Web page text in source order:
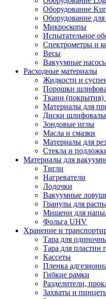
Оборудование
Оборудование
Микроскопы
Испытательное
Спектрометры и
Весы
Вакуумные
Расходные материалы
Жидкости и
Порошки
Ткани (покрытия)
Материалы для
Диски
Зондовые иглы
Масла и смазки
Материалы для
Стекла и
Материалы для
Тигли
Нагреватели
Лодочки
Вакуумные
Гранулы для
Мишени для
Фольга UHV
Хранение и
Тара для
Тара для пластин
Кассеты
Пленка
Гибкие рамки
Разделители,
Захваты и